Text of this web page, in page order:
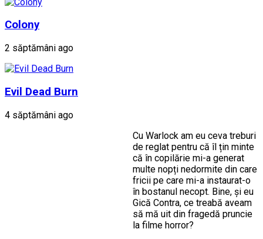
Colony
2 săptămâni ago
Evil Dead Burn
4 săptămâni ago
Cu Warlock am eu ceva treburi
de reglat pentru că îl țin minte
că în copilărie mi-a generat
multe nopți nedormite din care
fricii pe care mi-a instaurat-o
în bostanul necopt. Bine, și eu
Gică Contra, ce treabă aveam
să mă uit din fragedă pruncie
la filme horror?